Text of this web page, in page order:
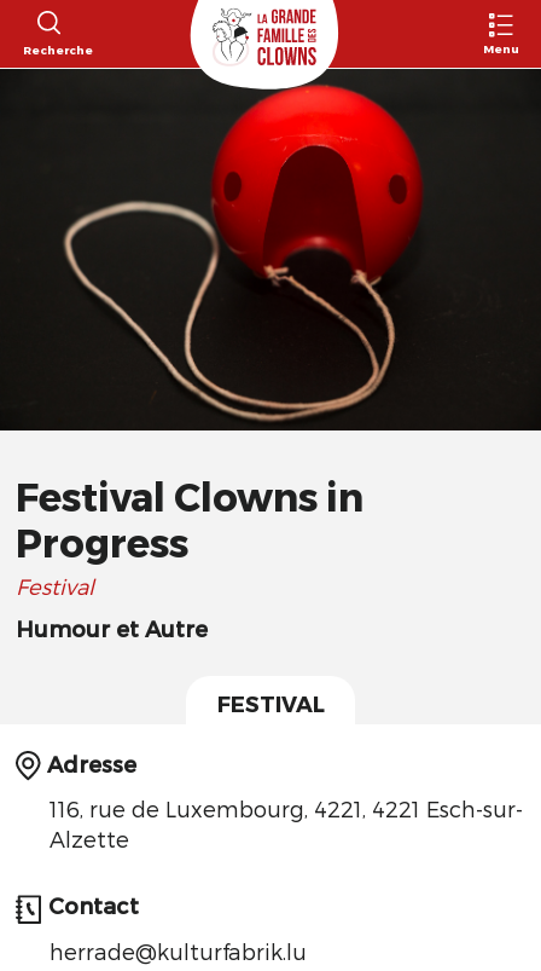
Recherche Menu
Festival Clowns in
Progress
Festival
Humour et Autre
FESTIVAL
Adresse
116, rue de Luxembourg, 4221, 4221 Esch-sur-
Alzette
Contact
herrade@kulturfabrik.lu